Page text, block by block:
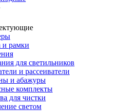
и рамки
для светильников
и рассеиватели
и абажуры
комплекты
для чистки
светом